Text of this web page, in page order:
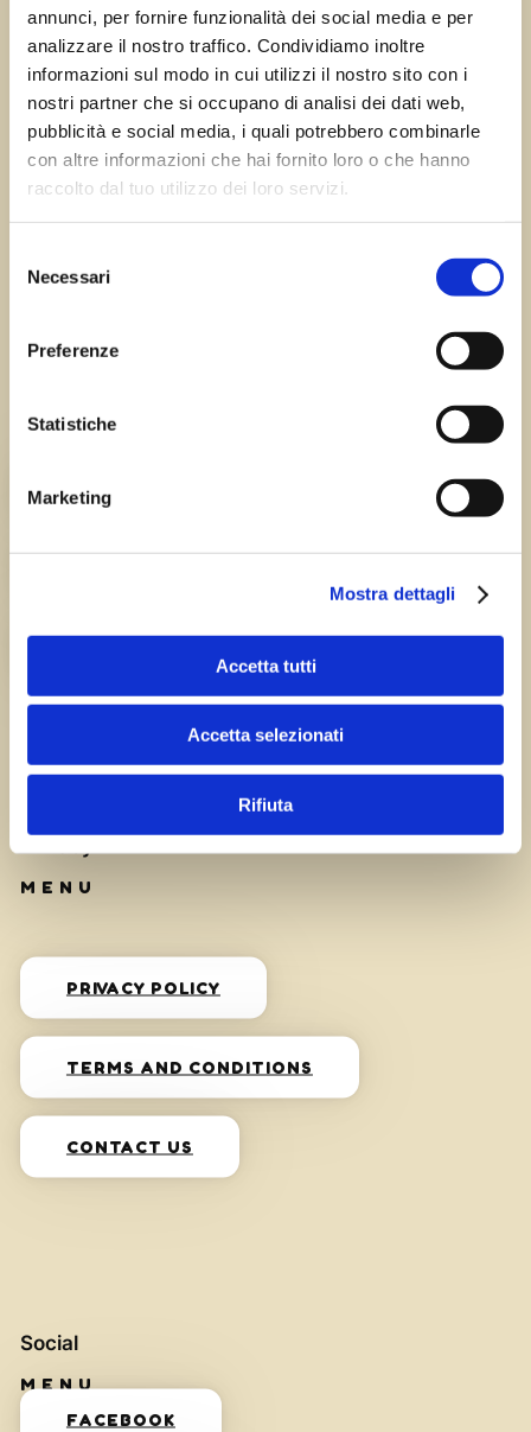
annunci, per fornire funzionalità dei social media e per
analizzare il nostro traffico. Condividiamo inoltre
informazioni sul modo in cui utilizzi il nostro sito con i
nostri partner che si occupano di analisi dei dati web,
pubblicità e social media, i quali potrebbero combinarle
con altre informazioni che hai fornito loro o che hanno
raccolto dal tuo utilizzo dei loro servizi.
delNecessari
Preferenze
Statistiche
Marketing
Mostra dettagli
Accetta tutti
Accetta selezionati
Rifiuta
← Precedente:
Cimolais
Successivo:Trieste
→
Errore:Modulo di contatto non trovato.
Chi siamo
TEAM
PRIVACY POLICY
TERMS AND CONDITIONS
CONTACT US
Social
FACEBOOK